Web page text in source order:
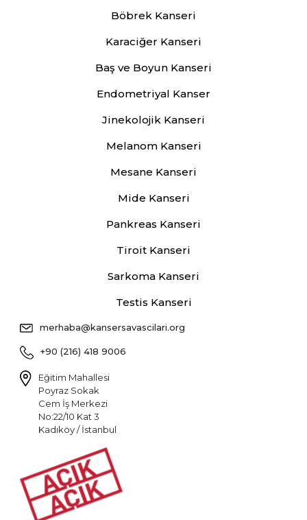
Böbrek Kanseri
Karaciğer Kanseri
Baş ve Boyun Kanseri
Endometriyal Kanser
Jinekolojik Kanseri
Melanom Kanseri
Mesane Kanseri
Mide Kanseri
Pankreas Kanseri
Tiroit Kanseri
Sarkoma Kanseri
Testis Kanseri
merhaba@kansersavascilari.org
+90 (216) 418 9006
Eğitim Mahallesi
Poyraz Sokak
Cem İş Merkezi
No:22/10 Kat 3
Kadıköy / İstanbul